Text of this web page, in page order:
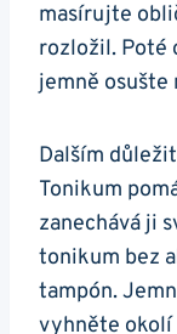
masírujte
rozložil.⁣ Poté
jemně ⁢osušte
Dalším
Tonikum
zanechává ji
tonikum ⁤bez
tampón.‌
vyhněte okolí